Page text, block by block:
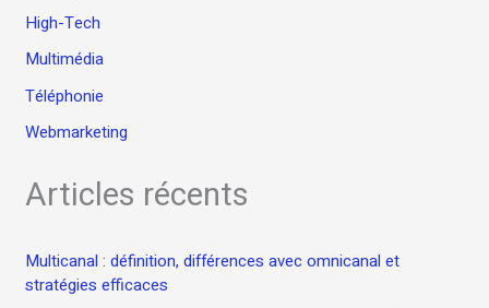
High-Tech
Multimédia
Téléphonie
Webmarketing
Articles récents
Multicanal : définition, différences avec omnicanal et
stratégies efficaces